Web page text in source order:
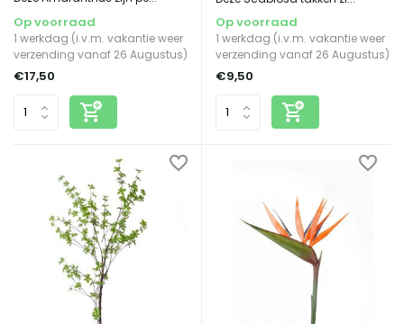
Op voorraad
1 werkdag (i.v.m. vakantie weer
verzending vanaf 26 Augustus)
€17,50
Op voorraad
1 werkdag (i.v.m. vakantie weer
verzending vanaf 26 Augustus)
€9,50